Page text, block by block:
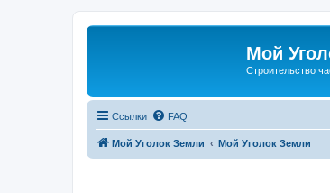
Мой
Cтроительство
Ссылки FAQ
Мой Уголок Земли Мой Уголок Земли